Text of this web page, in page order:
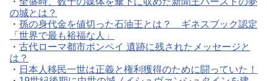
の城とは？
・ 孫の身代金を値切った石油王とは？ ギネスブック認定
「世界で最も裕福な人」
・ 古代ローマ都市ポンペイ 遺跡に残されたメッセージと
は？
・ 日本人移民一世は正義と権利獲得のために闘っていた！